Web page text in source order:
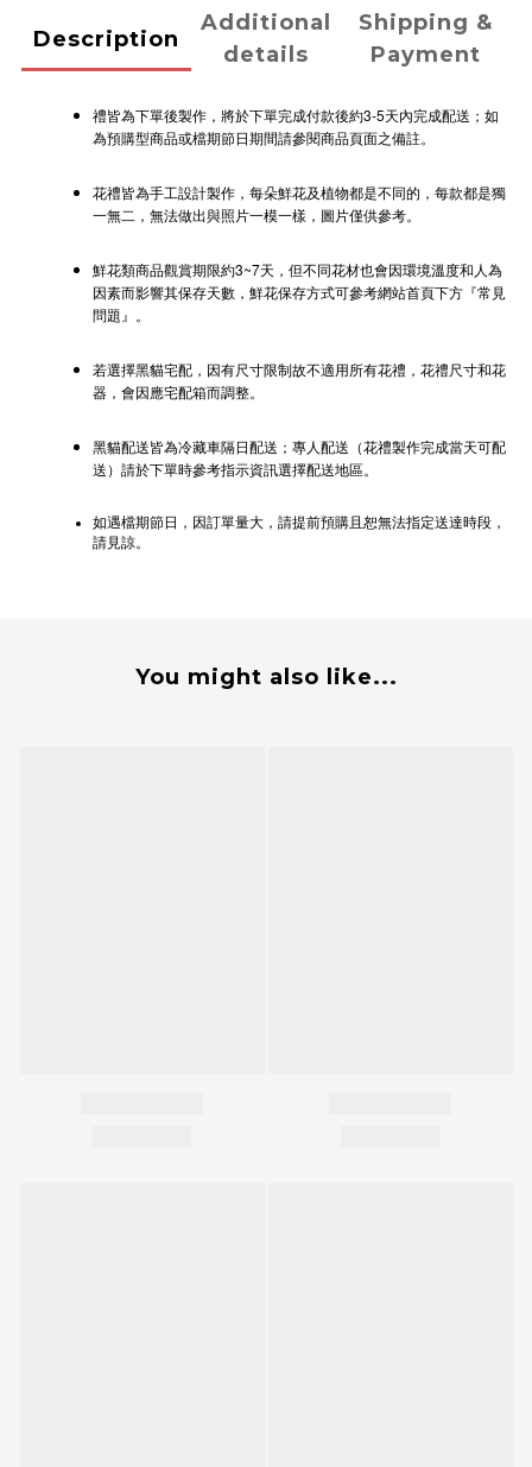
Description
Additional
details
Shipping &
Payment
禮皆為下單後製作，將於下單完成付款後約3-5天內完成配送；如
為預購型商品或檔期節日期間請參閱商品頁面之備註。
花禮皆為手工設計製作，每朵鮮花及植物都是不同的，每款都是獨
一無二，無法做出與照片一模一樣，圖片僅供參考。
鮮花類商品觀賞期限約3~7天，但不同花材也會因環境溫度和人為
因素而影響其保存天數，鮮花保存方式可參考網站首頁下方『常見
問題』。
若選擇黑貓宅配，因有尺寸限制故不適用所有花禮，花禮尺寸和花
器，會因應宅配箱而調整。
黑貓配送皆為冷藏車隔日配送；專人配送（花禮製作完成當天可配
送）請於下單時參考指示資訊選擇配送地區。
如遇檔期節日，因訂單量大，請提前預購且恕無法指定送達時段，
請見諒。
You might also like...